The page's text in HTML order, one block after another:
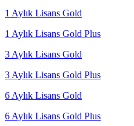
1 Aylık Lisans Gold
1 Aylık Lisans Gold Plus
3 Aylık Lisans Gold
3 Aylık Lisans Gold Plus
6 Aylık Lisans Gold
6 Aylık Lisans Gold Plus